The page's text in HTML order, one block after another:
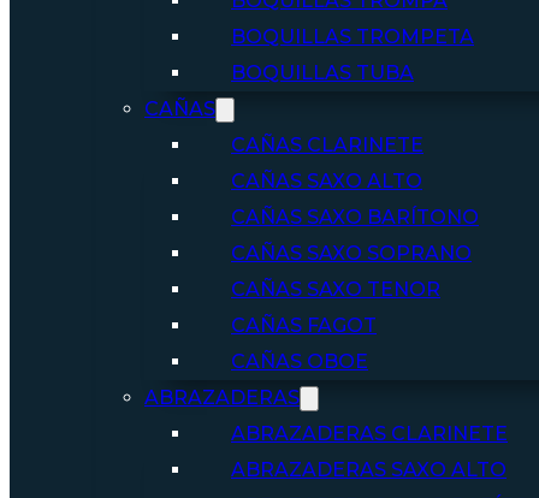
BOQUILLAS TROMPETA
BOQUILLAS TUBA
CAÑAS
CAÑAS CLARINETE
CAÑAS SAXO ALTO
CAÑAS SAXO BARÍTONO
CAÑAS SAXO SOPRANO
CAÑAS SAXO TENOR
CAÑAS FAGOT
CAÑAS OBOE
ABRAZADERAS
ABRAZADERAS CLARINETE
ABRAZADERAS SAXO ALTO